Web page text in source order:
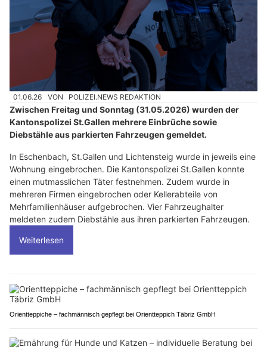
01.06.26 VON POLIZEI.NEWS REDAKTION
Zwischen Freitag und Sonntag (31.05.2026) wurden der
Kantonspolizei St.Gallen mehrere Einbrüche sowie
Diebstähle aus parkierten Fahrzeugen gemeldet.
In Eschenbach, St.Gallen und Lichtensteig wurde in jeweils eine
Wohnung eingebrochen. Die Kantonspolizei St.Gallen konnte
einen mutmasslichen Täter festnehmen. Zudem wurde in
mehreren Firmen eingebrochen oder Kellerabteile von
Mehrfamilienhäuser aufgebrochen. Vier Fahrzeughalter
meldeten zudem Diebstähle aus ihren parkierten Fahrzeugen.
Weiterlesen
Orientteppiche – fachmännisch gepflegt bei Orientteppich Täbriz GmbH